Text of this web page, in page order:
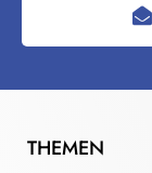
THEMEN